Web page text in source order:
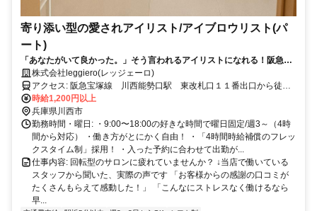
寄り添い型の愛されアイリスト/アイブロウリスト(パ
ート)
「あなたがいて良かった。」そう言われるアイリストになれる！阪急川
西能勢口駅徒歩１分/流れ作業のサロンに疲れた人向け/落ち着いた大人向
けサロン/子育てママも活躍中！/“気持ち”“心”を大切にするサロンです
株式会社leggiero(レッジェーロ)
アクセス: 阪急宝塚線 川西能勢口駅 東改札口１１番出口から徒歩
１分（bloomは3分） JR宝塚線 川西池田駅 徒歩１０分（bloomは
12分）
時給1,200円以上
兵庫県川西市
勤務時間・曜日: ・9:00〜18:00の好きな時間で曜日固定/週3～（4時
間から対応） ・働き方がとにかく自由！ ・「4時間時給補償のフレッ
クスタイム制」採用！ ・入った予約に合わせて出勤が...
仕事内容: 回転型のサロンに疲れていませんか？ ↓当店で働いている
スタッフから聞いた、実際の声です 「お客様からの感謝の口コミが
たくさんもらえて感動した！」 「こんなにストレスなく働けるなら
早...